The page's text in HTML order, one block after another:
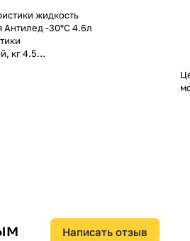
жидкость
Антилед -30°С 4.6л
кг 4.5
Написать отзыв